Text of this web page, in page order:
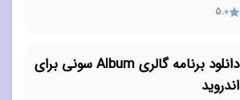
5.0
دانلود برنامه گالری Album سونی برای
اندروید